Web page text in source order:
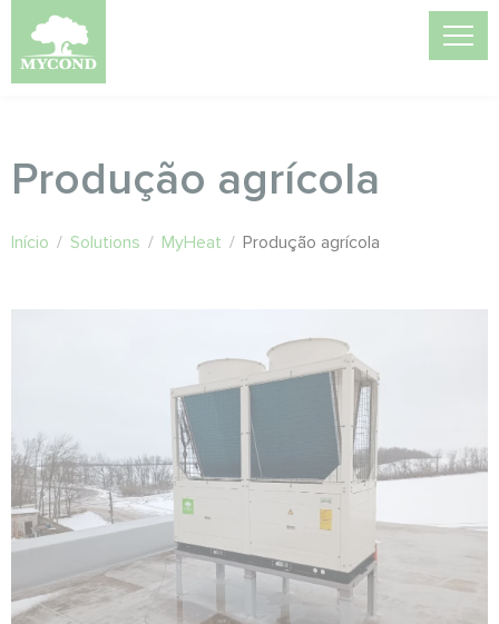
Produção agrícola
Início / Solutions / MyHeat / Produção agrícola